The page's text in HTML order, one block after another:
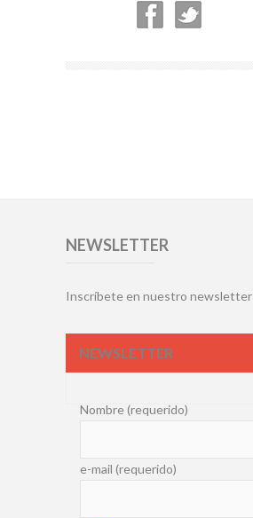
NEWSLETTER
Inscríbete en nuestro newsletter
NEWSLETTER
Nombre (requerido)
e-mail (requerido)